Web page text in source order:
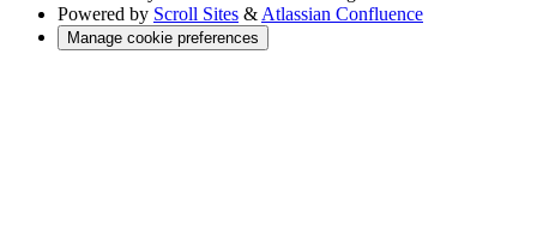
Powered by Scroll Sites & Atlassian Confluence
Manage cookie preferences